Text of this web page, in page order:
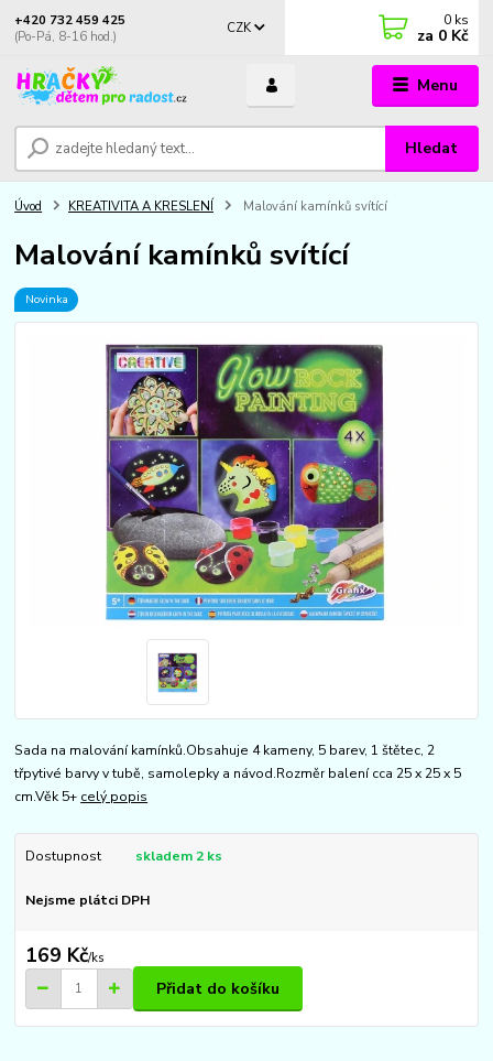
Menu
CZK
Hledat
+420 732 459 425
(Po-Pá, 8-16 hod.)
0 ks
za 0 Kč
Úvod KREATIVITA A KRESLENÍ Malování kamínků svítící
Malování kamínků svítící
Novinka
Sada na malování kamínků.Obsahuje 4 kameny, 5 barev, 1 štětec, 2
třpytivé barvy v tubě, samolepky a návod.Rozměr balení cca 25 x 25 x 5
cm.Věk 5+ celý popis
Dostupnost skladem 2 ks
Nejsme plátci DPH
169 Kč/ks
Přidat do košíku